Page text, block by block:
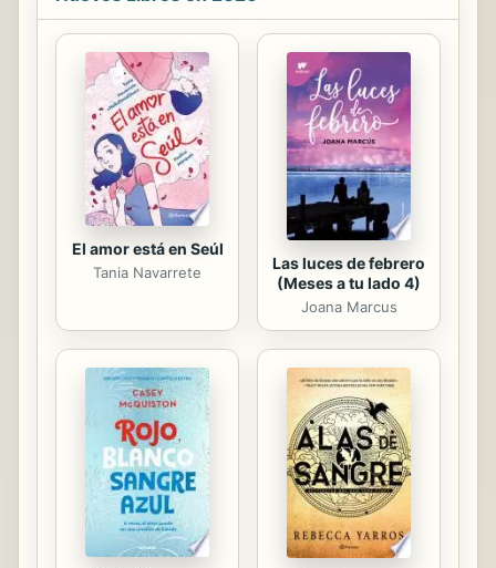
reconocen por sus auras y aureolas.
Se reconocen por su linaje y textura.
Se reconocen porque desplazan
montañas persistiendo. Arte es el
héroe del mundo, el que de antaño
sin alas desfigura. Será de línea
difusa y de trazo...
El amor está en Seúl
Tania Navarrete
Las luces de febrero
(Meses a tu lado 4)
Joana Marcus